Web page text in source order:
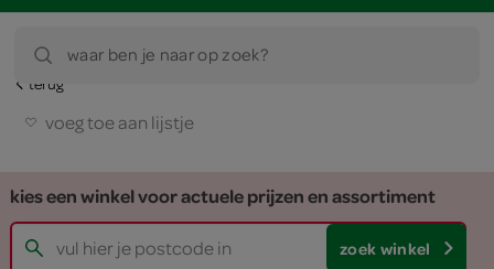
waar ben je naar op zoek?
terug
voeg toe aan lijstje
kies een winkel voor actuele prijzen en assortiment
zoek winkel